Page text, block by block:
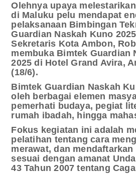
Olehnya upaya
di Maluku pelu mendapat
pelaksanaan Bimbingan
Guardian Naskah Kuno
Sekretaris Kota Ambon,
membuka Bimtek Guardian
2025 di Hotel Grand Avira,
(18/6).
Bimtek Guardian Naskah
oleh berbagai elemen
pemerhati budaya, pegiat
rumah ibadah, hingga
Fokus kegiatan ini adalah
pelatihan tentang cara
merawat, dan
sesuai dengan amanat
43 Tahun 2007 tentang